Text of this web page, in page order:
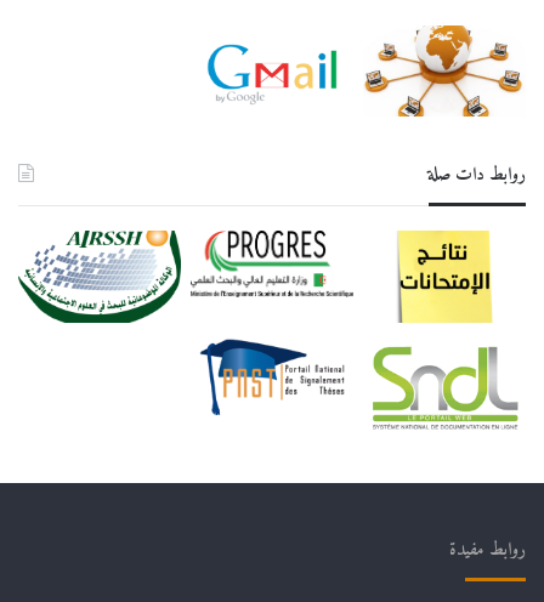
روابط دات صلة
روابط مفيدة